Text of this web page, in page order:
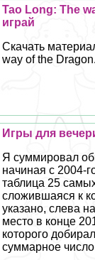
Tao Long: The
играй
Скачать
way of the
Игры для
Я суммировал
начиная с 2004-
таблица 25
сложившаяся к
указано, слева
место в конце
которого
суммарное число